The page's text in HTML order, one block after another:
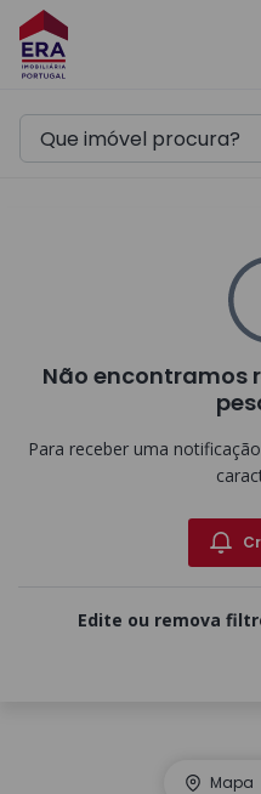
Não encontramos
Para receber uma
Edite ou remova
Mapa